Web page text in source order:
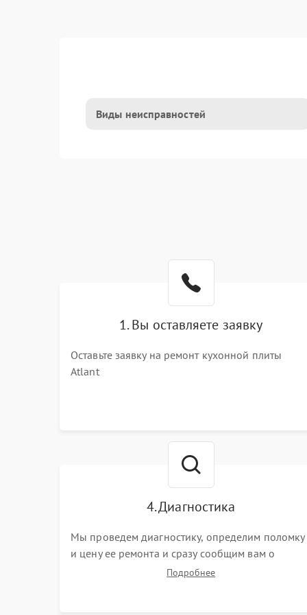
Виды неисправностей
1. Вы оставляете заявку
Оставьте заявку на ремонт кухонной плиты
Atlant
4. Диагностика
Мы проведем диагностику, определим поломку
и цену ее ремонта и сразу сообщим вам о
Подробнее